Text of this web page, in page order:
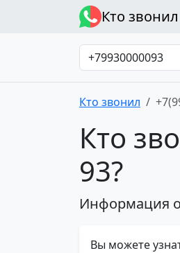
Кто звонил
Кто звонил
Кто
93?
Информация
Вы можете